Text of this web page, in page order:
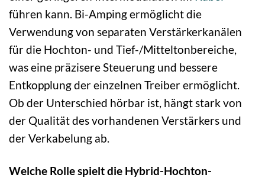
führen kann. Bi-Amping ermöglicht die
Verwendung von separaten Verstärkerkanälen
für die Hochton- und Tief-/Mitteltonbereiche,
was eine präzisere Steuerung und bessere
Entkopplung der einzelnen Treiber ermöglicht.
Ob der Unterschied hörbar ist, hängt stark von
der Qualität des vorhandenen Verstärkers und
der Verkabelung ab.
Welche Rolle spielt die Hybrid-Hochton-